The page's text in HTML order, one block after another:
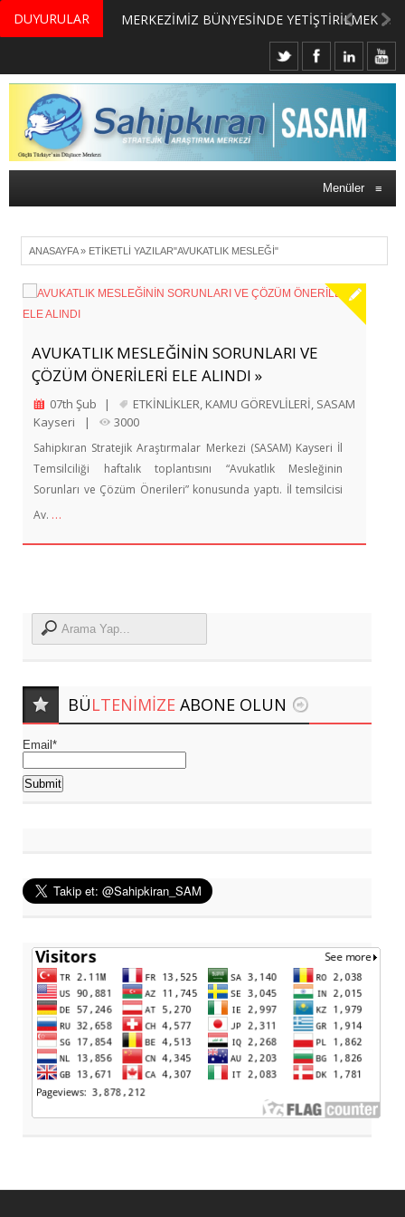
DUYURULAR MERKEZİMİZ BÜNYESİNDE YETİŞTİRİLMEK ÜZERE GÖNÜLLÜ ÜLKE MASASI UZMANI VE UZMAN ADAYLARI ARIYORUZ
Menüler ≡
ANASAYFA» ETIKETLI YAZILAR"AVUKATLIK MESLEĞI"
AVUKATLIK MESLEĞİNİN SORUNLARI VE
ÇÖZÜM ÖNERİLERİ ELE ALINDI »
07th Şub | ETKİNLİKLER KAMU GÖREVLİLERİ SASAM
Kayseri
| 3000
Sahipkıran Stratejik Araştırmalar Merkezi (SASAM) Kayseri İl
Temsilciliği haftalık toplantısını “Avukatlık Mesleğinin
Sorunları ve Çözüm Önerileri” konusunda yaptı. İl temsilcisi
Av. …
BÜLTENIMIZE ABONE OLUN
Email*